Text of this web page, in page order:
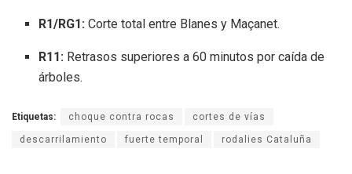
R1/RG1: Corte total entre Blanes y Maçanet.
R11: Retrasos superiores a 60 minutos por caída de
árboles.
Etiquetas: choque contra rocas cortes de vías
descarrilamiento fuerte temporal rodalies Cataluña